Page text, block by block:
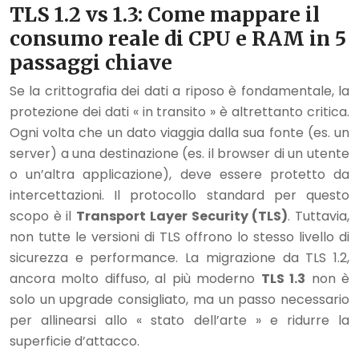
TLS 1.2 vs 1.3: Come mappare il
consumo reale di CPU e RAM in 5
passaggi chiave
Se la crittografia dei dati a riposo è fondamentale, la
protezione dei dati « in transito » è altrettanto critica.
Ogni volta che un dato viaggia dalla sua fonte (es. un
server) a una destinazione (es. il browser di un utente
o un’altra applicazione), deve essere protetto da
intercettazioni. Il protocollo standard per questo
scopo è il Transport Layer Security (TLS). Tuttavia,
non tutte le versioni di TLS offrono lo stesso livello di
sicurezza e performance. La migrazione da TLS 1.2,
ancora molto diffuso, al più moderno TLS 1.3 non è
solo un upgrade consigliato, ma un passo necessario
per allinearsi allo « stato dell’arte » e ridurre la
superficie d’attacco.